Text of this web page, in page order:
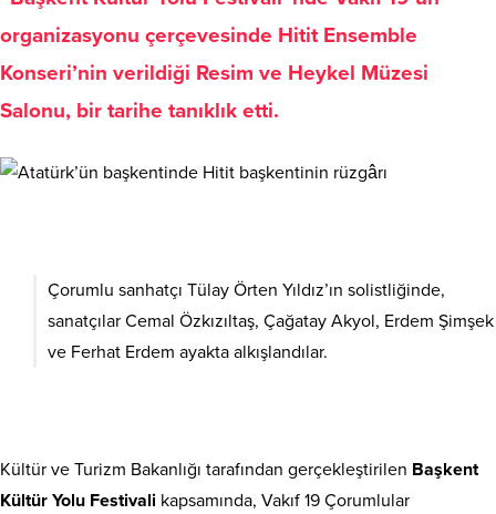
organizasyonu çerçevesinde Hitit Ensemble
Konseri’nin verildiği Resim ve Heykel Müzesi
Salonu, bir tarihe tanıklık etti.
Çorumlu sanhatçı Tülay Örten Yıldız’ın solistliğinde,
sanatçılar Cemal Özkızıltaş, Çağatay Akyol, Erdem Şimşek
ve Ferhat Erdem ayakta alkışlandılar.
Kültür ve Turizm Bakanlığı tarafından gerçekleştirilen Başkent
Kültür Yolu Festivali kapsamında, Vakıf 19 Çorumlular